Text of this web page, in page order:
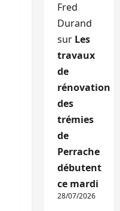
Fred
Durand
sur Les
travaux
de
rénovation
des
trémies
de
Perrache
débutent
ce mardi
28/07/2026